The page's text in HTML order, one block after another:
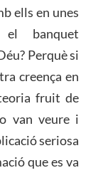
ells en unes
banquet
Perquè si
creença en
fruit de
van veure i
seriosa
que es va